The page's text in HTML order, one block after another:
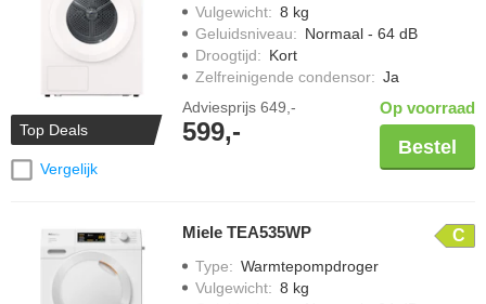
Top Deals
Vergelijk
Vulgewicht: 8 kg
Geluidsniveau: Normaal - 64 dB
Droogtijd: Kort
Zelfreinigende condensor: Ja
Adviesprijs 649,-
599,-
Op voorraad
Bestel
Miele TEA535WP C
Type: Warmtepompdroger
Vulgewicht: 8 kg